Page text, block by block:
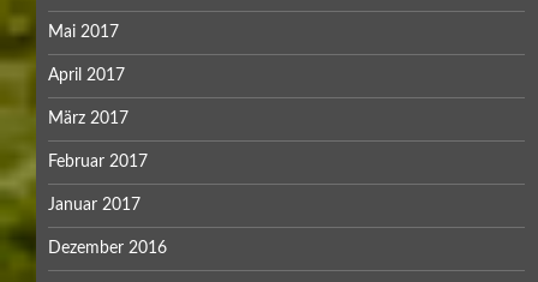
Mai 2017
April 2017
März 2017
Februar 2017
Januar 2017
Dezember 2016